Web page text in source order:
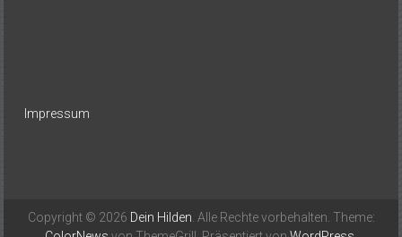
Impressum
Copyright © 2026 Dein Hilden. Alle Rechte vorbehalten. Theme: